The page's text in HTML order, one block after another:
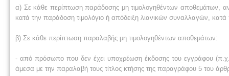
α) Σε κάθε περίπτωση παράδοσης μη τιμολογηθέντων αποθεμάτων,
κατά την παράδοση τιμολόγιο ή απόδειξη λιανικών συναλλαγών,
β) Σε κάθε περίπτωση παραλαβής μη τιμολογηθέντων αποθεμάτων:
- από πρόσωπο που δεν έχει υποχρέωση έκδοσης του εγγράφου (π.χ.
άμεσα με την παραλαβή τους τίτλος κτήσης της παραγράφου 5 του